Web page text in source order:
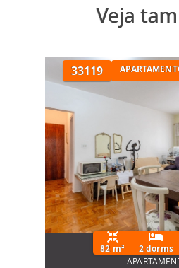
Veja
33119
82 m² 2 dorms